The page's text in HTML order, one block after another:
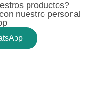
productos?
nuestro personal